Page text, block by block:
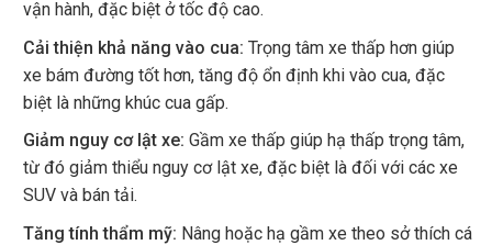
vận hành, đặc biệt ở tốc độ cao.
Cải thiện khả năng vào cua: Trọng tâm xe thấp hơn giúp
xe bám đường tốt hơn, tăng độ ổn định khi vào cua, đặc
biệt là những khúc cua gấp.
Giảm nguy cơ lật xe: Gầm xe thấp giúp hạ thấp trọng tâm,
từ đó giảm thiểu nguy cơ lật xe, đặc biệt là đối với các xe
SUV và bán tải.
Tăng tính thẩm mỹ: Nâng hoặc hạ gầm xe theo sở thích cá